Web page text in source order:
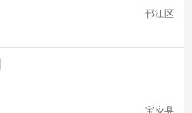
邗江区
宝应县